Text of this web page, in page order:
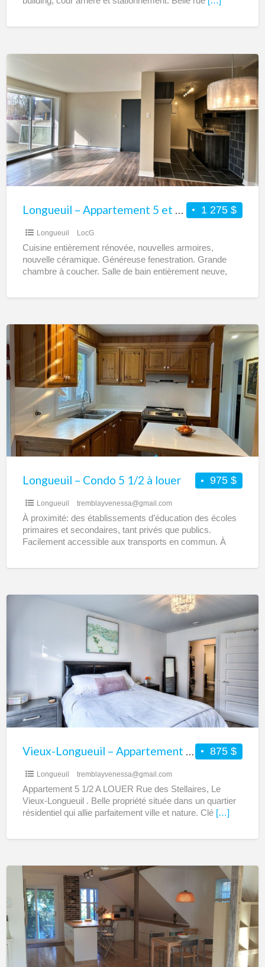
–
Appartement
5
et
demi
–
Rénové
–
Libre
1 275 $
Longueuil – Appartement 5 et demi – Rénové – Libre
Longueuil LocG
Cuisine entièrement rénovée, nouvelles armoires,
nouvelle céramique. Généreuse fenestration. Grande
chambre à coucher. Salle de bain entièrement neuve,
Longueuil
–
Condo
5
louer
975 $
Longueuil – Condo 5 1/2 à louer
Longueuil tremblayvenessa@gmail.com
À proximité: des établissements d’éducation des écoles
primaires et secondaires, tant privés que publics.
Facilement accessible aux transports en commun. À
Appartement
à
louer
875 $
Vieux-Longueuil – Appartement 5 1/2 à louer
Longueuil tremblayvenessa@gmail.com
Appartement 5 1/2 A LOUER Rue des Stellaires, Le
Vieux-Longueuil . Belle propriété située dans un quartier
résidentiel qui allie parfaitement ville et nature. Clé […]
Longueuil
Loft
meublé
entièrement
équipé